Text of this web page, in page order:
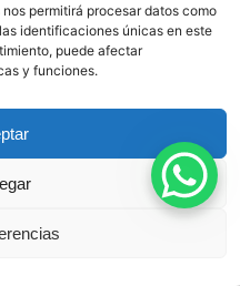
permitirá procesar datos como
identificaciones únicas en este
puede afectar
y funciones.
deudor y fiador no
sino que tienen
procesales que
adecuada defensa de